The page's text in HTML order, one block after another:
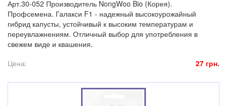
Арт.30-052 Производитель NongWoo Bio (Корея).
Профсемена. Галакси F1 - надежный высокоурожайный
гибрид капусты, устойчивый к высоким температурам и
переувлажнениям. Отличный выбор для употребления в
свежем виде и квашения.
Цена:
27 грн.